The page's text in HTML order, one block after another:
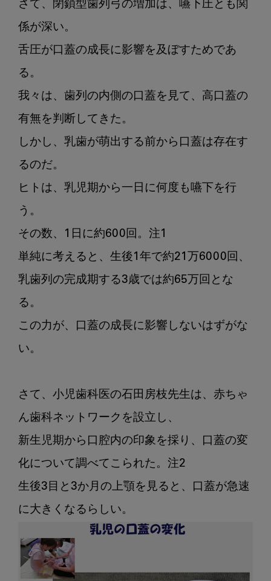
さて、閉鎖型歯列弓の増加は、嚥下圧とも関
係が深い。
舌圧が口蓋の成長に影響を及ぼすためであ
る。
我々は、歯列の内側の口蓋を見て、高口蓋の
有無を判断してきた。
しかし、乳歯が萌出する前から口蓋は存在す
るのだ。
ヒトは、乳児期から一日に何度も嚥下を行
う。
その数、1日に約600回。注1
単純に考えると、生後1年で約21万6000回、
乳歯列の完成期する3歳では約65万回とな
る。
この力が、口蓋の成長に影響しないはずがな
い。
さて、小児歯科医の石田房枝先生は、赤ちゃ
ん歯科ネットワークを設立し、
新生児期から口腔内の印象を採り、口蓋の変
化について調べてこられた。注2
生後3目と3か月の上顎を見ると、口蓋が急速